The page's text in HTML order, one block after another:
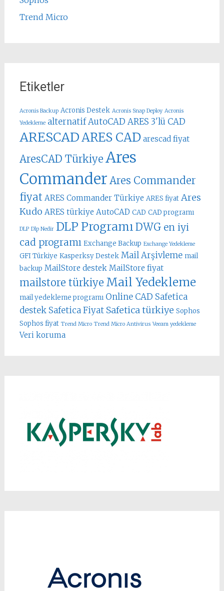
Trend Micro
Etiketler
Acronis Backup Acronis Destek Acronis Snap Deploy Acronis
Yedekleme alternatif AutoCAD ARES 3'lü CAD
ARESCADARES CAD arescad fiyat
AresCAD Türkiye Ares
Commander Ares Commander
fiyat ARES Commander Türkiye ARES fiyat Ares
Kudo ARES türkiye AutoCAD CAD CAD programı
DLP Dlp Nedir DLP Programı DWG en iyi
cad programı Exchange Backup Exchange Yedekleme
GFI Türkiye Kasperksy Destek Mail Arşivleme mail
backup MailStore destek MailStore fiyat
mailstore türkiye Mail Yedekleme
mail yedekleme programı Online CAD Safetica
destek Safetica Fiyat Safetica türkiye Sophos
Sophos fiyat Trend Micro Trend Micro Antivirus Veeam yedekleme
Veri koruma